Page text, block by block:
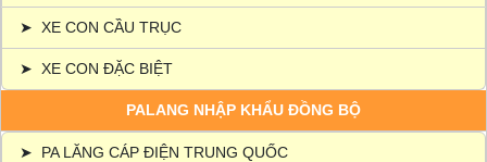
➤ XE CON CẦU TRỤC
➤ XE CON ĐẶC BIỆT
PALANG NHẬP KHẨU ĐỒNG BỘ
➤ PA LĂNG CÁP ĐIỆN TRUNG QUỐC